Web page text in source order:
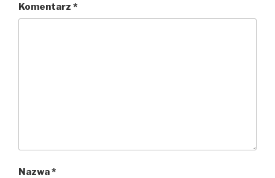
Komentarz *
Nazwa*